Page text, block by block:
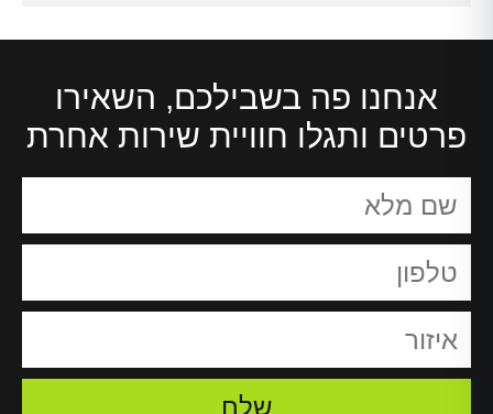
אנחנו פה בשבילכם, השאירו
פרטים ותגלו חוויית שירות אחרת